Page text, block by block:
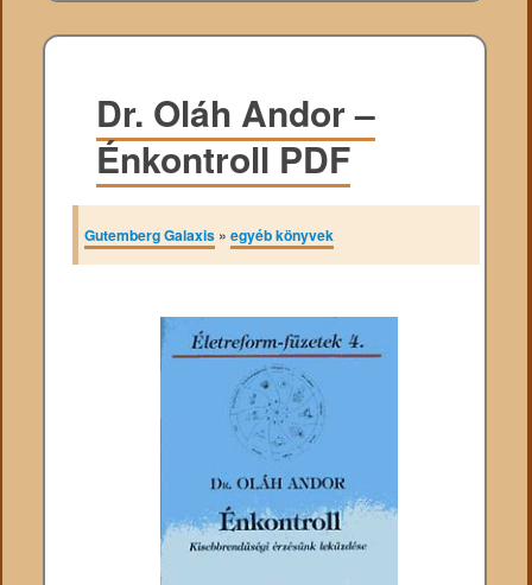
Dr. Oláh Andor –
Énkontroll PDF
Gutemberg Galaxis »egyéb könyvek